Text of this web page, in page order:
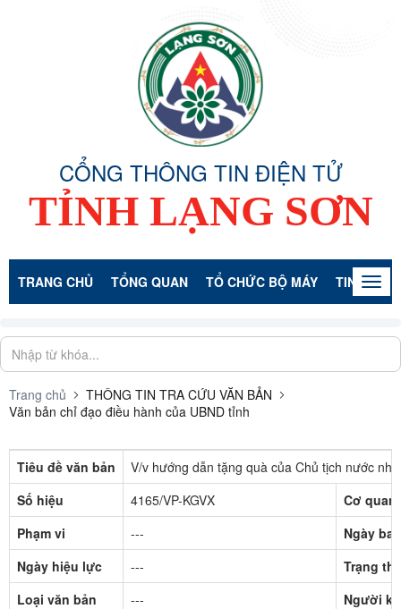
CỔNG THÔNG TIN ĐIỆN TỬ
TỈNH LẠNG SƠN
TRANG CHỦ TỔNG QUAN TỔ CHỨC BỘ MÁY TIN TỨC -
Trang chủ
THÔNG TIN TRA CỨU VĂN BẢN
Văn bản chỉ đạo điều hành của UBND tỉnh
Tiêu đề văn bản
V/v hướng dẫn tặng quà của Chủ tịch nước
Số hiệu
4165/VP-KGVX
Cơ quan
Phạm vi
---
Ngày
Ngày hiệu lực
---
Trạng
Loại văn bản
---
Người ký